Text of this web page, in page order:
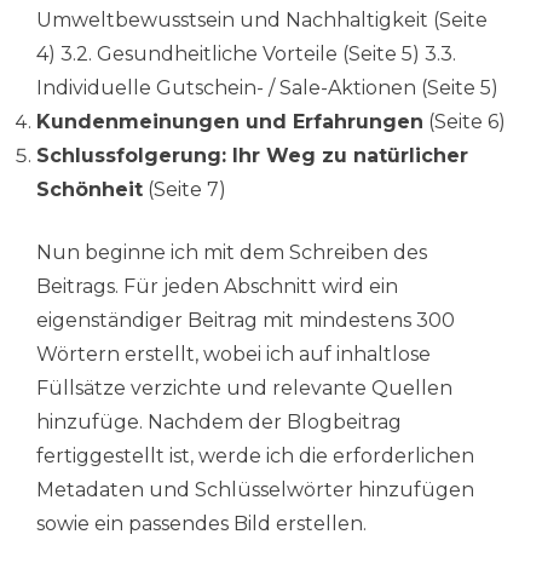
Umweltbewusstsein und Nachhaltigkeit (Seite
4) 3.2. Gesundheitliche Vorteile (Seite 5) 3.3.
Individuelle Gutschein- / Sale-Aktionen (Seite 5)
Kundenmeinungen und Erfahrungen (Seite 6)
Schlussfolgerung: Ihr Weg zu natürlicher
Schönheit (Seite 7)
Nun beginne ich mit dem Schreiben des
Beitrags. Für jeden Abschnitt wird ein
eigenständiger Beitrag mit mindestens 300
Wörtern erstellt, wobei ich auf inhaltlose
Füllsätze verzichte und relevante Quellen
hinzufüge. Nachdem der Blogbeitrag
fertiggestellt ist, werde ich die erforderlichen
Metadaten und Schlüsselwörter hinzufügen
sowie ein passendes Bild erstellen.